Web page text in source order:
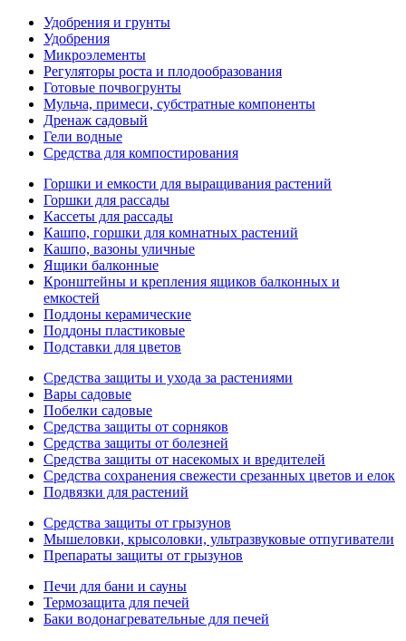
Удобрения и грунты
Удобрения
Микроэлементы
Регуляторы роста и плодообразования
Готовые почвогрунты
Мульча, примеси, субстратные компоненты
Дренаж садовый
Гели водные
Средства для компостирования
Горшки и емкости для выращивания растений
Горшки для рассады
Кассеты для рассады
Кашпо, горшки для комнатных растений
Кашпо, вазоны уличные
Ящики балконные
Кронштейны и крепления ящиков балконных и
емкостей
Поддоны керамические
Поддоны пластиковые
Подставки для цветов
Средства защиты и ухода за растениями
Вары садовые
Побелки садовые
Средства защиты от сорняков
Средства защиты от болезней
Средства защиты от насекомых и вредителей
Средства сохранения свежести срезанных цветов и елок
Подвязки для растений
Средства защиты от грызунов
Мышеловки, крысоловки, ультразвуковые отпугиватели
Препараты защиты от грызунов
Печи для бани и сауны
Термозащита для печей
Баки водонагревательные для печей